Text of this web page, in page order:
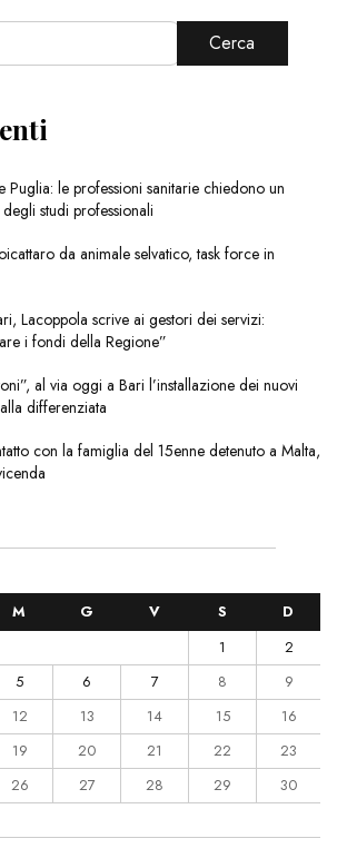
Cerca
Puglia: le professioni sanitarie chiedono un
studi professionali
da animale selvatico, task force in
Lacoppola scrive ai gestori dei servizi:
i fondi della Regione”
al via oggi a Bari l’installazione dei nuovi
differenziata
con la famiglia del 15enne detenuto a Malta,
M G V S
D
1
2
5 6 7 8
9
12 13 14 15
16
19 20 21 22
23
26 27 28 29
30